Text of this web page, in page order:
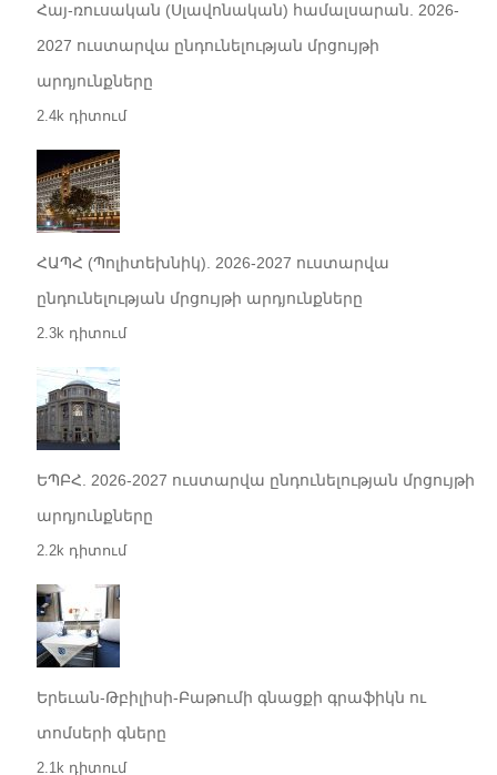
Հայ-ռուսական (Սլավոնական) համալսարան. 2026-
2027 ուստարվա ընդունելության մրցույթի
արդյունքները
2.4k դիտում
ՀԱՊՀ (Պոլիտեխնիկ). 2026-2027 ուստարվա
ընդունելության մրցույթի արդյունքները
2.3k դիտում
ԵՊԲՀ. 2026-2027 ուստարվա ընդունելության մրցույթի
արդյունքները
2.2k դիտում
Երեւան-Թբիլիսի-Բաթումի գնացքի գրաֆիկն ու
տոմսերի գները
2.1k դիտում